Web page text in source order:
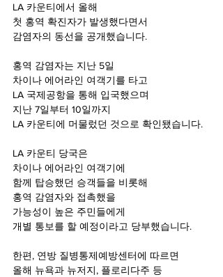
LA 카운티에서 올해
첫 홍역 확진자가 발생했다면서
감염자의 동선을 공개했습니다.
홍역 감염자는 지난 5일
차이나 에어라인 여객기를 타고
LA 국제공항을 통해 입국했으며
지난 7일부터 10일까지
LA 카운티에 머물렀던 것으로 확인됐습니다.
LA 카운티 당국은
차이나 에어라인 여객기에
함께 탑승했던 승객들을 비롯해
홍역 감염자와 접촉했을
가능성이 높은 주민들에게
개별 통보를 할 예정이라고 당부했습니다.
한편, 연방 질병통제예방센터에 따르면
올해 뉴욕과 뉴저지, 플로리다주 등